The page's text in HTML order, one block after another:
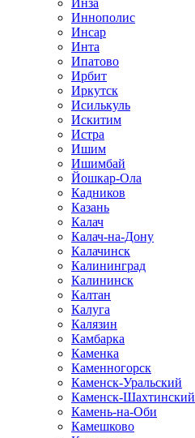
Инза
Иннополис
Инсар
Инта
Ипатово
Ирбит
Иркутск
Исилькуль
Искитим
Истра
Ишим
Ишимбай
Йошкар-Ола
Кадников
Казань
Калач
Калач-на-Дону
Калачинск
Калининград
Калининск
Калтан
Калуга
Калязин
Камбарка
Каменка
Каменногорск
Каменск-Уральский
Каменск-Шахтинский
Камень-на-Оби
Камешково